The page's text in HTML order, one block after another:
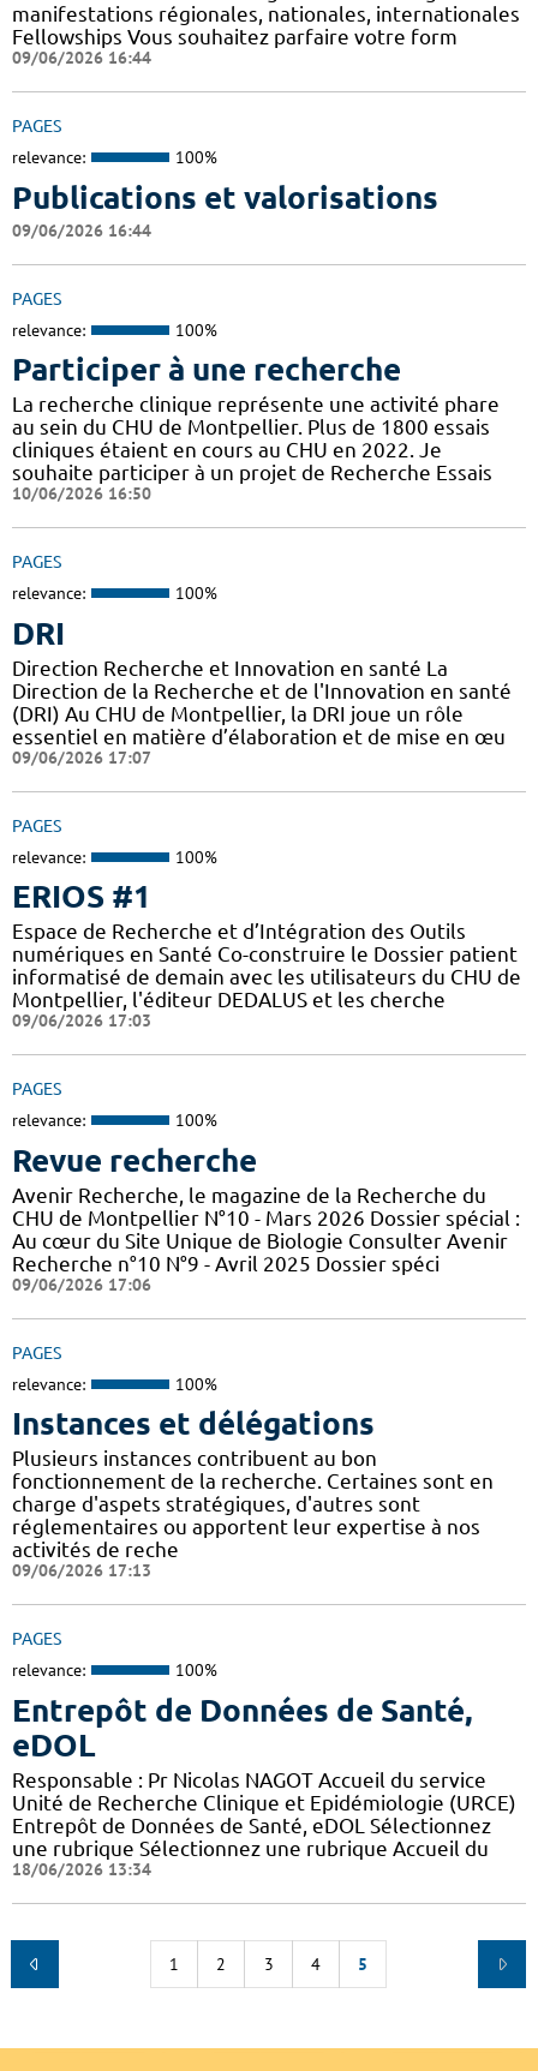
manifestations régionales, nationales, internationales
Fellowships Vous souhaitez parfaire votre form
09/06/2026 16:44
PAGES
relevance: 100%
Publications et valorisations
09/06/2026 16:44
PAGES
relevance: 100%
Participer à une recherche
La recherche clinique représente une activité phare
au sein du CHU de Montpellier. Plus de 1800 essais
cliniques étaient en cours au CHU en 2022. Je
souhaite participer à un projet de Recherche Essais
10/06/2026 16:50
PAGES
relevance: 100%
DRI
Direction Recherche et Innovation en santé La
Direction de la Recherche et de l'Innovation en santé
(DRI) Au CHU de Montpellier, la DRI joue un rôle
essentiel en matière d’élaboration et de mise en œu
09/06/2026 17:07
PAGES
relevance: 100%
ERIOS #1
Espace de Recherche et d’Intégration des Outils
numériques en Santé Co-construire le Dossier patient
informatisé de demain avec les utilisateurs du CHU de
Montpellier, l'éditeur DEDALUS et les cherche
09/06/2026 17:03
PAGES
relevance: 100%
Revue recherche
Avenir Recherche, le magazine de la Recherche du
CHU de Montpellier N°10 - Mars 2026 Dossier spécial :
Au cœur du Site Unique de Biologie Consulter Avenir
Recherche n°10 N°9 - Avril 2025 Dossier spéci
09/06/2026 17:06
PAGES
relevance: 100%
Instances et délégations
Plusieurs instances contribuent au bon
fonctionnement de la recherche. Certaines sont en
charge d'aspets stratégiques, d'autres sont
réglementaires ou apportent leur expertise à nos
activités de reche
09/06/2026 17:13
PAGES
relevance: 100%
Entrepôt de Données de Santé,
eDOL
Responsable : Pr Nicolas NAGOT Accueil du service
Unité de Recherche Clinique et Epidémiologie (URCE)
Entrepôt de Données de Santé, eDOL Sélectionnez
une rubrique Sélectionnez une rubrique Accueil du
18/06/2026 13:34
1 2 3 4 5